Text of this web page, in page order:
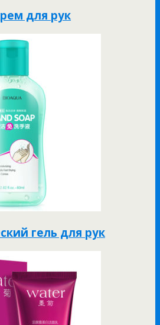
для рук
гель для рук